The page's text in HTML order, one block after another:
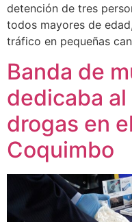
detención de tres
todos mayores de
tráfico en pequeñas
Banda de
dedicaba
drogas en
Coquimbo